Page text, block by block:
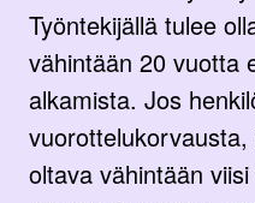
Työntekijällä tulee
vähintään 20 vuotta
alkamista. Jos
oltava vähintään